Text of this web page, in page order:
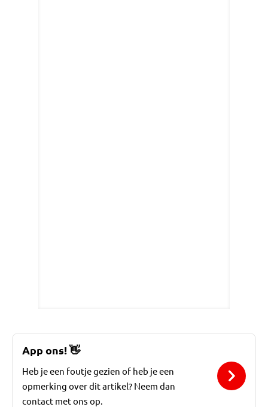
App ons!👋
Heb je een foutje gezien of heb je een
opmerking over dit artikel? Neem dan
contact met ons op.